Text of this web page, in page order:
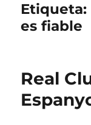
Etiqueta:
es fiable
Real